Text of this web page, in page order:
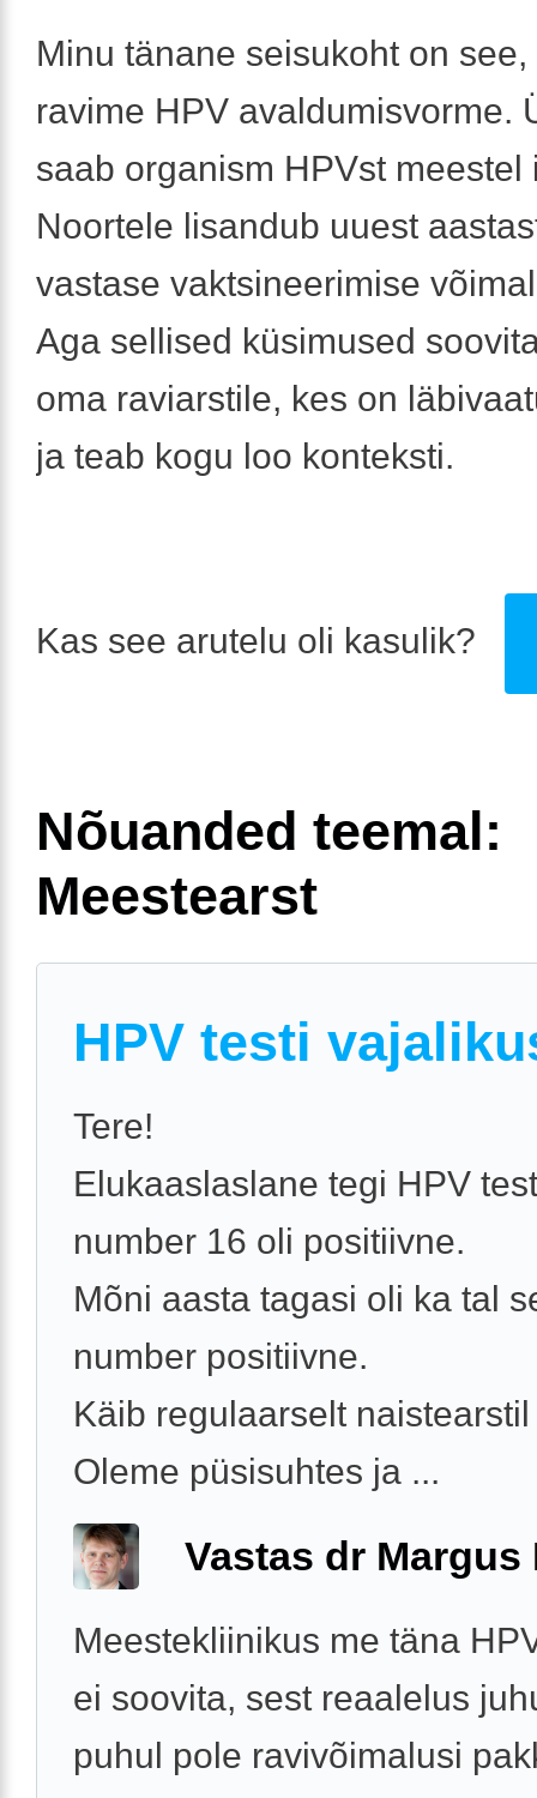
Minu tänane seisukoht on
ravime HPV avaldumisvorme.
saab organism HPVst meestel
Noortele lisandub uuest
vastase vaktsineerimise
Aga sellised küsimused
oma raviarstile, kes on
ja teab kogu loo konteksti.
Kas see arutelu oli kasulik?
Nõuanded teemal:
Meestearst
HPV testi
Tere!
Elukaaslaslane tegi HPV
number 16 oli positiivne.
Mõni aasta tagasi oli ka tal
number positiivne.
Käib regulaarselt
Oleme püsisuhtes ja ...
Vastas dr Margus
Meestekliinikus me täna
ei soovita, sest reaalelus
puhul pole ravivõimalusi